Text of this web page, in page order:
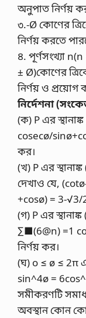
অনুপাত নির্ণয়
৩.-Ø কোণের
নির্ণয় করতে
৪. পূর্ণসংখ্যা
± Ø)কোণের
নির্ণয় ও প্রয়ােগ
নির্দেশনা
(ক) P এর
cosecø/
কর।
(খ) P এর
দেখাও যে,
+cosø) = 3-√3/
(গ) P এর
∑■(6@n) =1
নির্ণয় কর।
(ঘ) o ≤ ø ≤ 2π
sin^4ø =
সমীকরণটি
অবস্থান কোন